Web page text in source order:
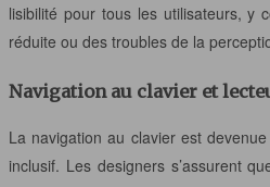
lisibilité pour tous les utilisateurs, y
réduite ou des troubles de la
Navigation au clavier et
La navigation au clavier est
inclusif. Les designers s’assurent